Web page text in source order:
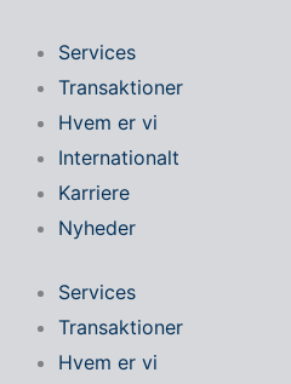
indholdet
Services
Transaktioner
Hvem er vi
Internationalt
Karriere
Nyheder
Services
Transaktioner
Hvem er vi